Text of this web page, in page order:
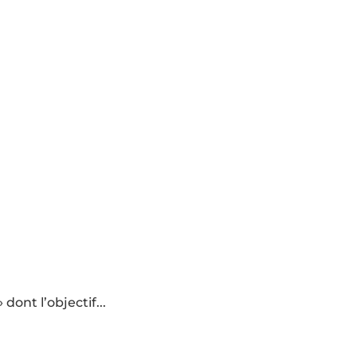
dont l’objectif...